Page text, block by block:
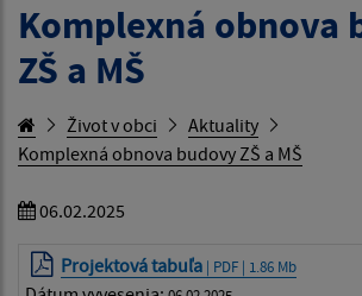
Komplexná obnova
ZŠ a MŠ
Život v obci
Aktuality
Komplexná obnova budovy ZŠ a MŠ
06.02.2025
Projektová tabuľa | PDF | 1.86 Mb